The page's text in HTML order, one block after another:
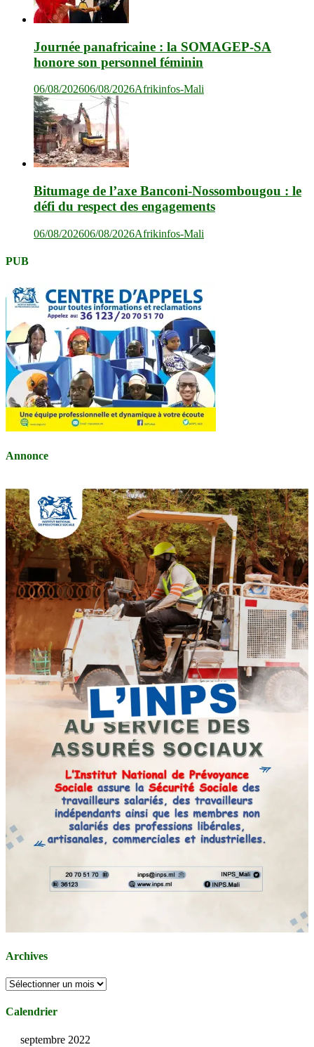
Journée panafricaine : la SOMAGEP-SA
honore son personnel féminin
06/08/202606/08/2026Afrikinfos-Mali
Bitumage de l’axe Banconi-Nossombougou : le
défi du respect des engagements
06/08/202606/08/2026Afrikinfos-Mali
PUB
Annonce
Archives
Archives
Calendrier
septembre 2022